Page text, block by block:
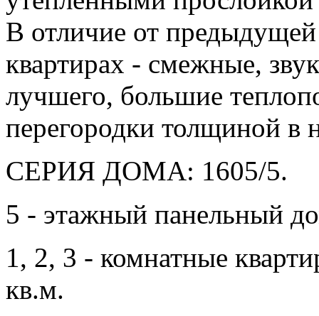
В отличие от
квартирах - смежные,
лучшего, большие
перегородки толщиной в
СЕРИЯ ДОМА: 1605/5.
5 - этажный панельный
1, 2, 3 - комнатные
кв.м.